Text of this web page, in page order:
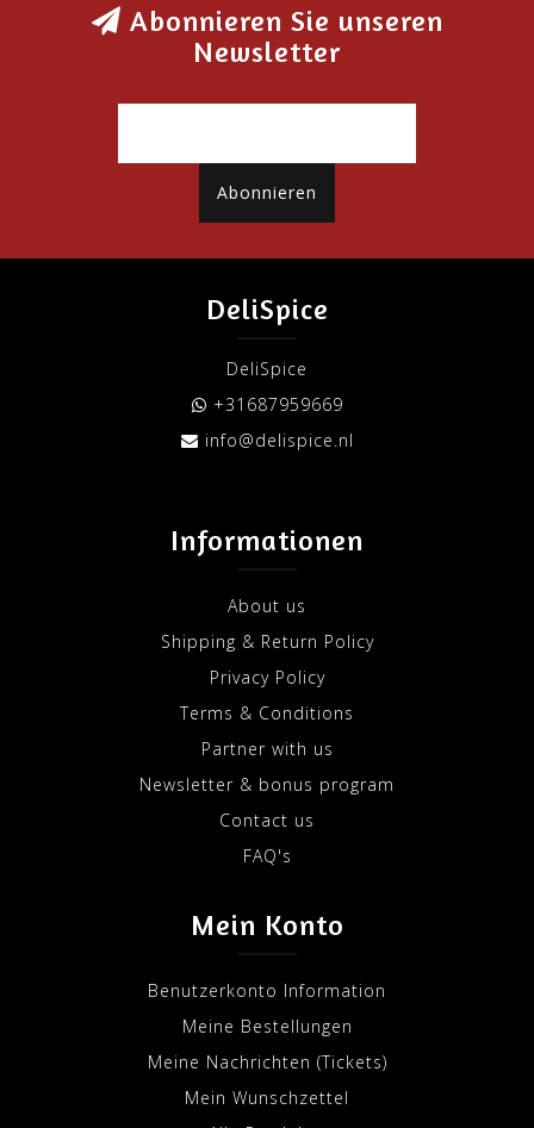
Abonnieren Sie unseren
Newsletter
Abonnieren
DeliSpice
DeliSpice
+31687959669
info@delispice.nl
Informationen
About us
Shipping & Return Policy
Privacy Policy
Terms & Conditions
Partner with us
Newsletter & bonus program
Contact us
FAQ's
Mein Konto
Benutzerkonto Information
Meine Bestellungen
Meine Nachrichten (Tickets)
Mein Wunschzettel